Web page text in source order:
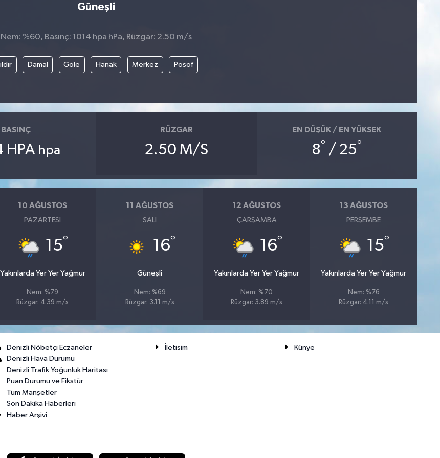
Güneşli
Nem: %60, Basınç: 1014 hpa hPa, Rüzgar: 2.50 m/s
Damal Göle Hanak Merkez Posof
BASINÇ
HPA hpa
RÜZGAR
2.50 M/S
EN DÜŞÜK / EN YÜKSEK
8° / 25°
10 AĞUSTOS
PAZARTESI
15°
Yakınlarda Yer Yer Yağmur
Nem: %79
Rüzgar: 4.39 m/s
11 AĞUSTOS
SALI
16°
Güneşli
Nem: %69
Rüzgar: 3.11 m/s
12 AĞUSTOS
ÇARŞAMBA
16°
Yakınlarda Yer Yer Yağmur
Nem: %70
Rüzgar: 3.89 m/s
13 AĞUSTOS
PERŞEMBE
15°
Yakınlarda Yer Yer Yağmur
Nem: %76
Rüzgar: 4.11 m/s
Denizli Nöbetçi Eczaneler
Denizli Hava Durumu
Denizli Trafik Yoğunluk Haritası
Puan Durumu ve Fikstür
Tüm Manşetler
Son Dakika Haberleri
Haber Arşivi
İletisim Künye